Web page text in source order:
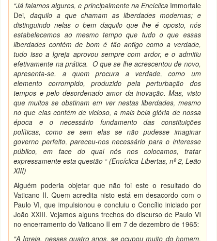
“Já falamos algures, e principalmente na Encíclica Immortale
Dei, daquilo a que chamam as liberdades modernas; e
distinguindo nelas o bem daquilo que lhe é oposto, nós
estabelecemos ao mesmo tempo que tudo o que essas
liberdades contém de bom é tão antigo como a verdade,
tudo isso a Igreja aprovou sempre com ardor, e o admitiu
efetivamente na prática. O que se lhe acrescentou de novo,
apresenta-se, a quem procura a verdade, como um
elemento corrompido, produzido pela perturbação dos
tempos e pelo desordenado amor da inovação. Mas, visto
que muitos se obstinam em ver nestas liberdades, mesmo
no que elas contém de vicioso, a mais bela glória de nossa
época e o necessário fundamento das constituições
políticas, como se sem elas se não pudesse imaginar
governo perfeito, pareceu-nos necessário para o interesse
público, em face do qual nós nos colocamos, tratar
expressamente esta questão “ (Encíclica Libertas, nº 2, Leão
XIII)
Alguém poderia objetar que não foi este o resultado do
Vaticano II. Quem acredita nisto está em desacordo com o
Paulo VI, que impulsionou e concluiu o Concílio iniciado por
João XXIII. Vejamos alguns trechos do discurso de Paulo VI
no encerramento do Vaticano II em 7 de dezembro de 1965:
"A Igreja, nesses quatro anos, se ocupou muito do homem,